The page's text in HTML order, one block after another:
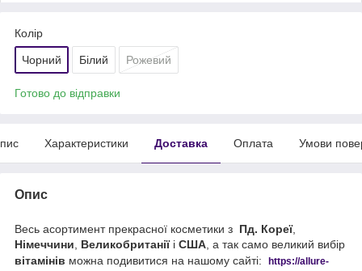
Колір
Чорний Білий Рожевий
Готово до відправки
Характеристики Доставка Оплата Умови
Опис
Весь асортимент прекрасної косметики з Пд. Кореї,
Німеччини
Великобританіїі США , а так само великий вибір
вітамінів можна подивитися на нашому сайті: https://allure-